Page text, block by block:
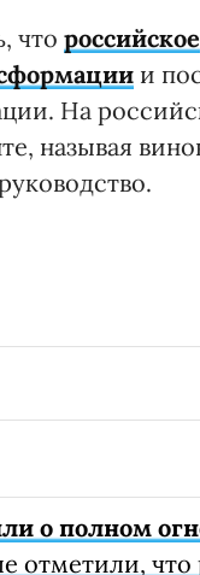
что российское
и
На
называя
о полном
отметили, что